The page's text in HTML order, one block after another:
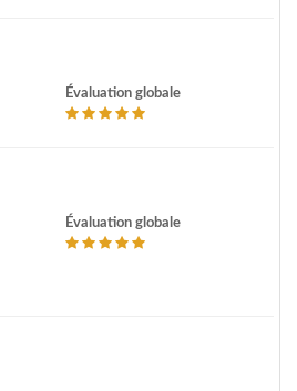
Évaluation globale
Évaluation globale